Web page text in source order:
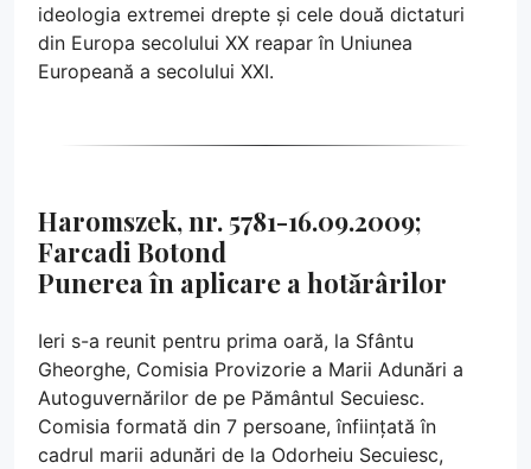
ideologia extremei drepte și cele două dictaturi
din Europa secolului XX reapar în Uniunea
Europeană a secolului XXI.
Haromszek, nr. 5781-16.09.2009;
Farcadi Botond
Punerea în aplicare a hotărârilor
Ieri s-a reunit pentru prima oară, la Sfântu
Gheorghe, Comisia Provizorie a Marii Adunări a
Autoguvernărilor de pe Pământul Secuiesc.
Comisia formată din 7 persoane, înființată în
cadrul marii adunări de la Odorheiu Secuiesc,